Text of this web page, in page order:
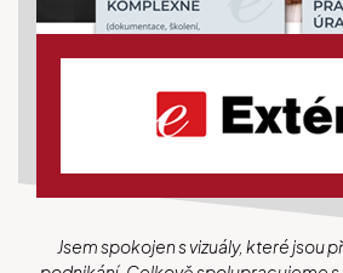
Jsem spokojen s vizuály, které jsou